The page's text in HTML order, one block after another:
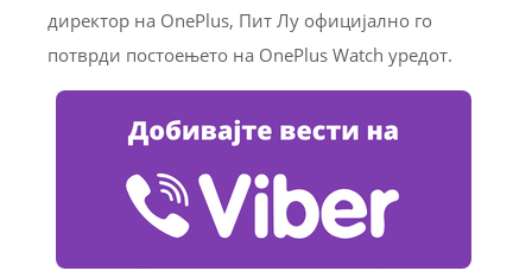
директор на OnePlus, Пит Лу официјално го
потврди постоењето на OnePlus Watch уредот.